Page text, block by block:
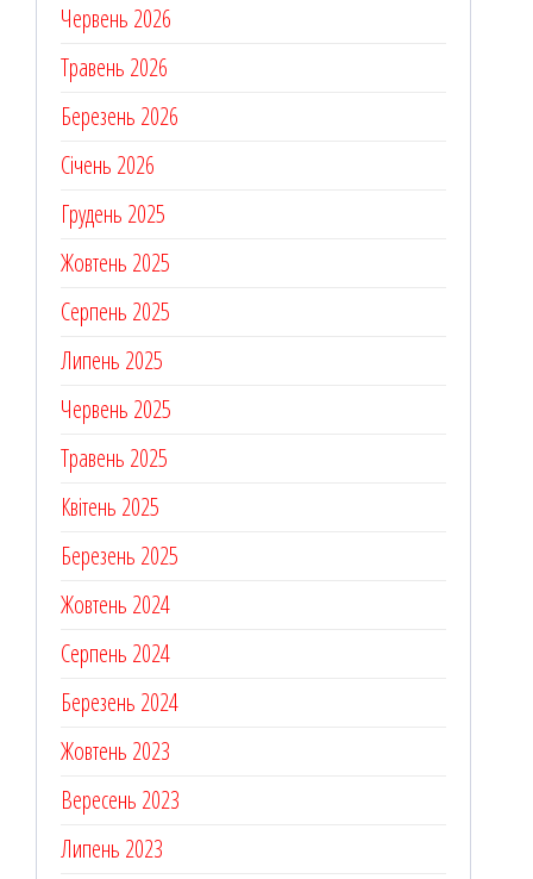
Червень 2026
Травень 2026
Березень 2026
Січень 2026
Грудень 2025
Жовтень 2025
Серпень 2025
Липень 2025
Червень 2025
Травень 2025
Квітень 2025
Березень 2025
Жовтень 2024
Серпень 2024
Березень 2024
Жовтень 2023
Вересень 2023
Липень 2023